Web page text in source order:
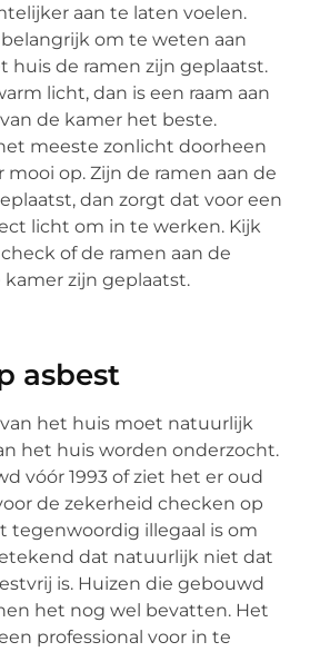
aan te laten voelen.
om te weten aan
huis de ramen zijn geplaatst.
licht, dan is een raam aan
de kamer het beste.
meeste zonlicht doorheen
op. Zijn de ramen aan de
dan zorgt dat voor een
licht om in te werken. Kijk
of de ramen aan de
zijn geplaatst.
asbest
het huis moet natuurlijk
het huis worden onderzocht.
vóór 1993 of ziet het er oud
de zekerheid checken op
tegenwoordig illegaal is om
dat natuurlijk niet dat
is. Huizen die gebouwd
het nog wel bevatten. Het
professional voor in te